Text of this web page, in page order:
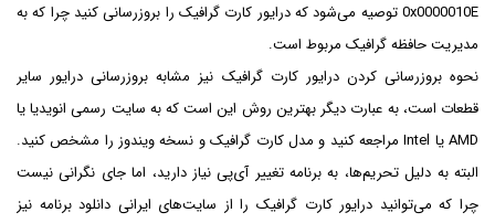
0x0000010E توصیه می‌شود که درایور کارت گرافیک را بروزرسانی کنید چرا که به
مدیریت حافظه گرافیک مربوط است.
نحوه بروزرسانی کردن درایور کارت گرافیک نیز مشابه بروزرسانی درایور سایر
قطعات است، به عبارت دیگر بهترین روش این است که به سایت رسمی انویدیا یا
AMD یا Intel مراجعه کنید و مدل کارت گرافیک و نسخه ویندوز را مشخص کنید.
البته به دلیل تحریم‌ها، به برنامه تغییر آی‌پی نیاز دارید، اما جای نگرانی نیست
چرا که می‌توانید درایور کارت گرافیک را از سایت‌های ایرانی دانلود برنامه نیز